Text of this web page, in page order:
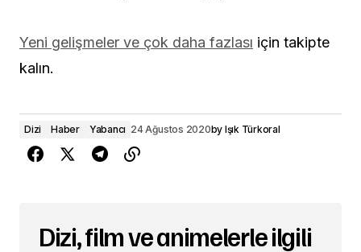
Yeni gelişmeler ve çok daha fazlası için takipte
kalın.
Dizi Haber Yabancı 24 Ağustos 2020by Işık Türkoral
Dizi, film ve animelerle ilgili